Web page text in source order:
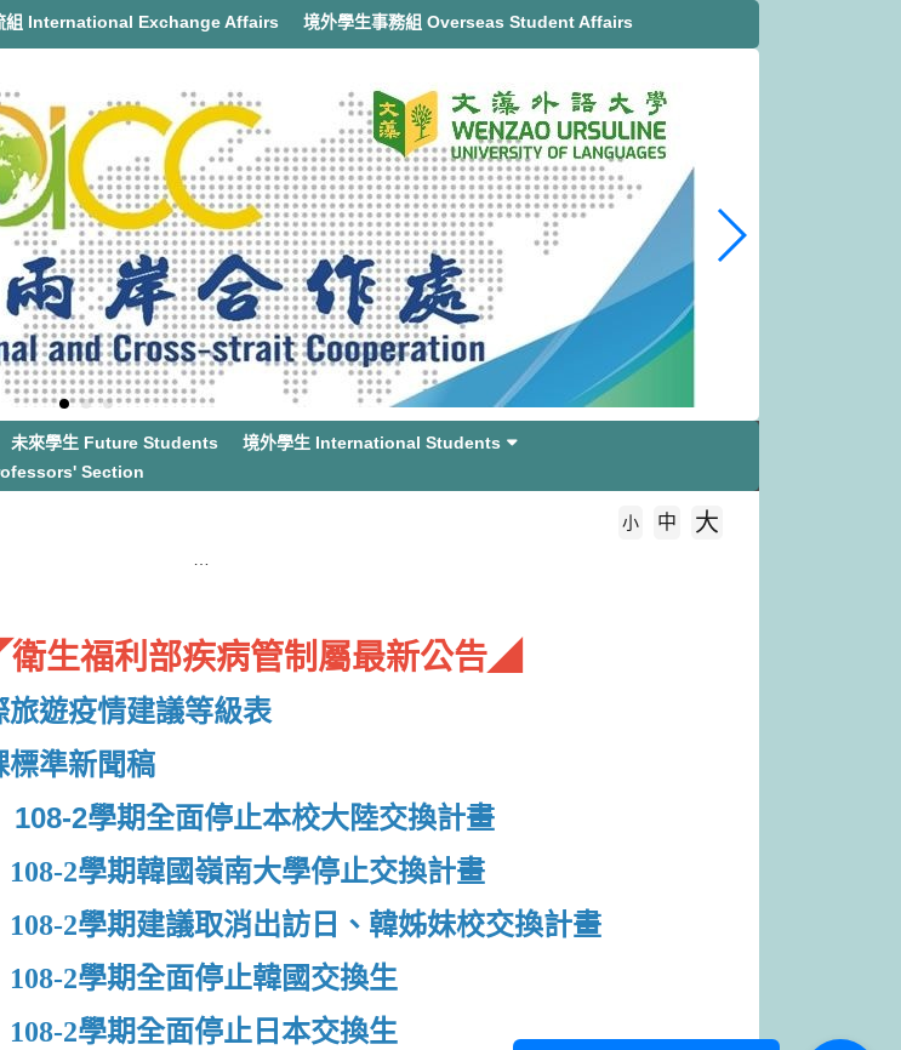
組 International Exchange Affairs 境外學生事務組 Overseas Student Affairs
未來學生 Future Students
境外學生 International Students
Section
小 中 大
生福利部疾病管制屬最新公告◢
旅遊疫情建議等級表
標準新聞稿
108-2學期全面停止本校大陸交換計畫
108-2學期韓國嶺南大學停止交換計畫
108-2學期建議取消出訪日、韓姊妹校交換計畫
108-2學期全面停止韓國交換生
108-2學期全面停止日本交換生